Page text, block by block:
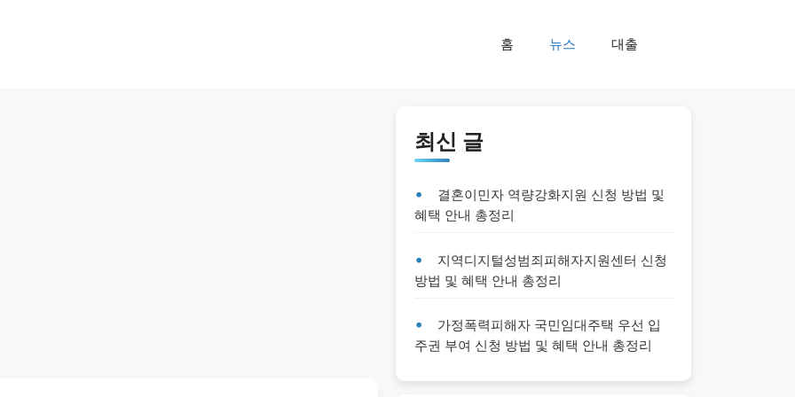
홈 뉴스 대출
최신 글
결혼이민자 역량강화지원 신청 방법 및
혜택 안내 총정리
지역디지털성범죄피해자지원센터 신청
방법 및 혜택 안내 총정리
가정폭력피해자 국민임대주택 우선 입
주권 부여 신청 방법 및 혜택 안내 총정리